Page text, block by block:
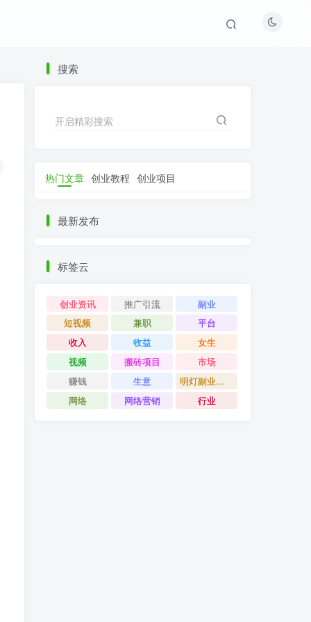
搜索
开启精彩搜索
热门文章 创业教程 创业项目
最新发布
标签云
创业资讯 推广引流
副业
短视频
兼职
平台
收入
收益
女生
视频
搬砖项目
市场
赚钱
生意
明灯副业千计
网络
网络营销 行业